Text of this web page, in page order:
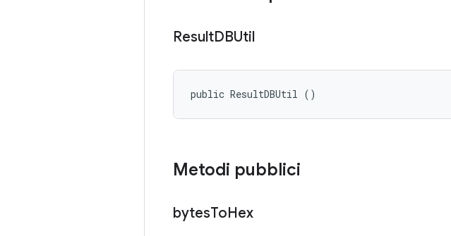
ResultDBUtil
public ResultDBUtil ()
Metodi pubblici
bytesToHex